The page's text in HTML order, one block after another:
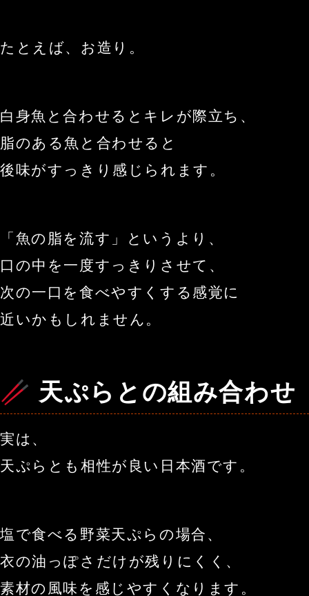
たとえば、お造り。
白身魚と合わせるとキレが際立ち、
脂のある魚と合わせると
後味がすっきり感じられます。
「魚の脂を流す」というより、
口の中を一度すっきりさせて、
次の一口を食べやすくする感覚に
近いかもしれません。
🥢 天ぷらとの組み合わせ
実は、
天ぷらとも相性が良い日本酒です。
塩で食べる野菜天ぷらの場合、
衣の油っぽさだけが残りにくく、
素材の風味を感じやすくなります。